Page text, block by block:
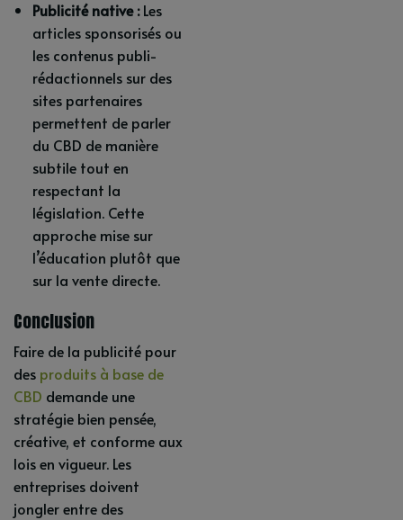
Publicité native :Les
articles sponsorisés ou
les contenus publi-
rédactionnels sur des
sites partenaires
permettent de parler
du CBD de manière
subtile tout en
respectant la
législation. Cette
approche mise sur
l’éducation plutôt que
sur la vente directe.
Conclusion
Faire de la publicité pour
des produits à base de
CBD demande une
stratégie bien pensée,
créative, et conforme aux
lois en vigueur. Les
entreprises doivent
jongler entre des